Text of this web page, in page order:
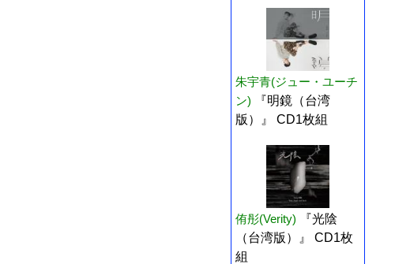
朱宇青(ジュー・ユーチ
ン)
『明鏡（台湾
版）』 CD1枚組
侑彤(Verity)
『光陰
（台湾版）』 CD1枚
組